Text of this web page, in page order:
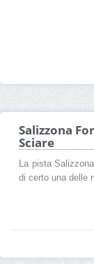
Salizzona
Sciare
La pista
di certo una delle